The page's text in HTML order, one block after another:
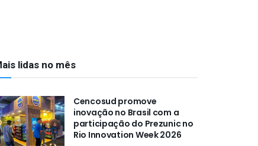
lidas no mês
Cencosud promove
inovação no Brasil com a
participação do Prezunic no
Rio Innovation Week 2026